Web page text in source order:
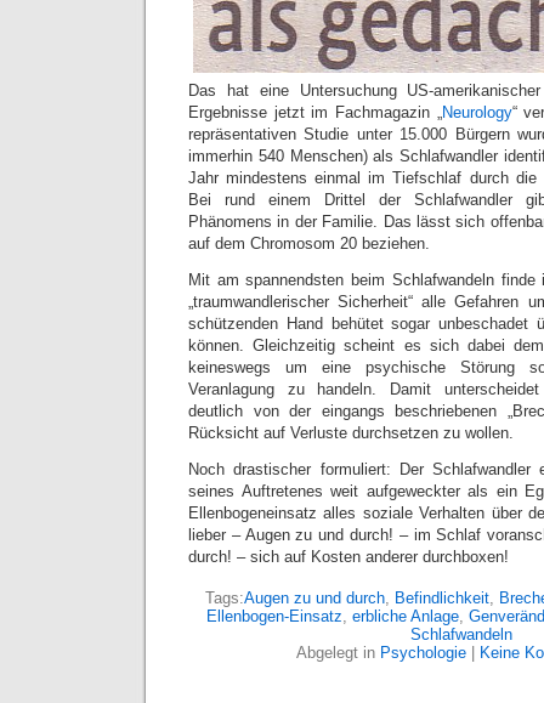
Das hat eine Untersuchung US-
Ergebnisse jetzt im Fachmagazin „Neurology“
repräsentativen Studie unter 15.000 Bürgern
immerhin 540 Menschen) als Schlafwandler
Jahr mindestens einmal im Tiefschlaf durch die
Bei rund einem Drittel der Schlafwandler
Phänomens in der Familie. Das lässt sich
auf dem Chromosom 20 beziehen.
Mit am spannendsten beim Schlafwandeln
„traumwandlerischer Sicherheit“ alle Gefahren
schützenden Hand behütet sogar unbeschadet
können. Gleichzeitig scheint es sich dabei
keineswegs um eine psychische Störung
Veranlagung zu handeln. Damit
deutlich von der eingangs beschriebenen
Rücksicht auf Verluste durchsetzen zu wollen.
Noch drastischer formuliert: Der Schlafwandler
seines Auftretenes weit aufgeweckter als ein
Ellenbogeneinsatz alles soziale Verhalten über
lieber – Augen zu und durch! – im Schlaf
durch! – sich auf Kosten anderer durchboxen!
Tags:Augen zu und durch, Befindlichkeit,
Ellenbogen-Einsatz, erbliche Anlage,
Schlafwandeln
Abgelegt in Psychologie| Keine